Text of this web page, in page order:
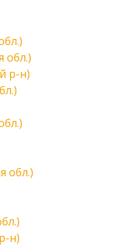
обл.)
р-н)
обл.)
н)